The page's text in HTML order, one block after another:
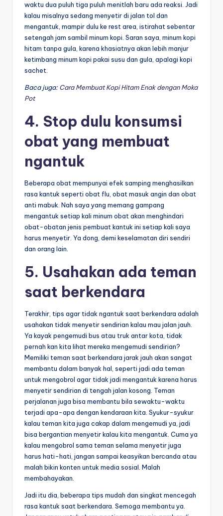
waktu dua puluh tiga puluh menitlah baru ada reaksi. Jadi
kalau misalnya sedang menyetir di jalan tol dan
mengantuk, mampir dulu ke rest area, istirahat sebentar
setengah jam sambil minum kopi. Saran saya, minum kopi
hitam tanpa gula, karena khasiatnya akan lebih manjur
ketimbang minum kopi pakai susu dan gula, apalagi kopi
sachet.
Baca juga:Cara Membuat Kopi Hitam Enak dengan Moka
Pot
4. Stop dulu konsumsi
obat yang membuat
ngantuk
Beberapa obat mempunyai efek samping menghasilkan
rasa kantuk seperti obat flu, obat masuk angin dan obat
anti mabuk. Nah saya yang memang gampang
mengantuk setiap kali minum obat akan menghindari
obat-obatan jenis pembuat kantuk ini setiap kali saya
harus menyetir. Ya dong, demi keselamatan diri sendiri
dan orang lain.
5. Usahakan ada teman
saat berkendara
Terakhir, tips agar tidak ngantuk saat berkendara adalah
usahakan tidak menyetir sendirian kalau mau jalan jauh.
Ya kayak pengemudi bus atau truk antar kota, tidak
pernah kan kita lihat mereka mengemudi sendirian?
Memiliki teman saat berkendara jarak jauh akan sangat
membantu dalam banyak hal, seperti jadi ada teman
untuk mengobrol agar tidak jadi mengantuk karena harus
menyetir sendirian di tengah jalan kosong. Teman
perjalanan juga bisa membantu bila sewaktu-waktu
terjadi apa-apa dengan kendaraan kita. Syukur-syukur
kalau teman kita juga cakap dalam mengemudi ya, jadi
bisa bergantian menyetir kalau kita mengantuk. Cuma ya
kalau mengobrol sama teman selama menyetir juga
harus hati-hati, jangan sampai keasyikan bercanda atau
malah bikin konten untuk media sosial. Malah
membahayakan.
Jadi itu dia, beberapa tips mudah dan singkat mencegah
rasa kantuk saat berkendara. Semoga membantu ya.